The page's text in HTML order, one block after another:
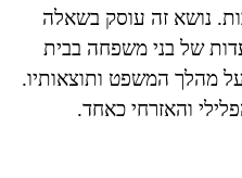
נושא זה עוסק בשאלה
של בני משפחה בבית
מהלך המשפט ותוצאותיו.
והאזרחי כאחד.